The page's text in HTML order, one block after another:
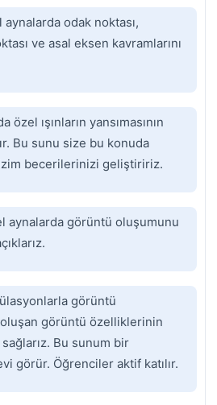
aynalarda odak noktası,
ve asal eksen kavramlarını
özel ışınların yansımasının
Bu sunu size bu konuda
becerilerinizi geliştiririz.
aynalarda görüntü oluşumunu
görüntü
görüntü özelliklerinin
sağlarız. Bu sunum bir
görür. Öğrenciler aktif katılır.